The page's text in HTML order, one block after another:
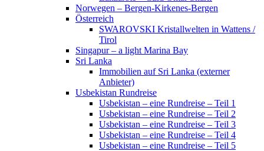
Norwegen – Bergen-Kirkenes-Bergen
Österreich
SWAROVSKI Kristallwelten in Wattens /
Tirol
Singapur – a light Marina Bay
Sri Lanka
Immobilien auf Sri Lanka (externer
Anbieter)
Usbekistan Rundreise
Usbekistan – eine Rundreise – Teil 1
Usbekistan – eine Rundreise – Teil 2
Usbekistan – eine Rundreise – Teil 3
Usbekistan – eine Rundreise – Teil 4
Usbekistan – eine Rundreise – Teil 5